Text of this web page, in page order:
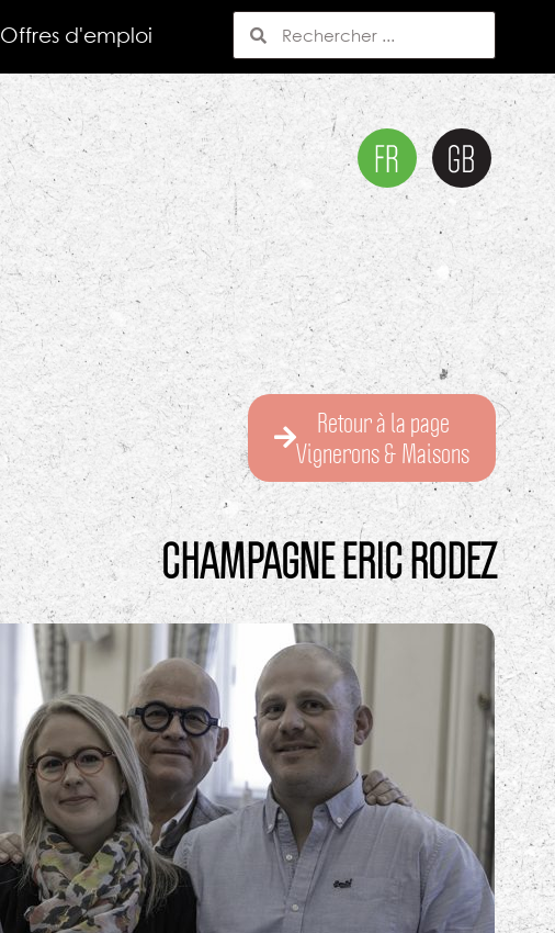
Offres d'emploi
Retour à la page
Vignerons & Maisons
CHAMPAGNE ERIC RODEZ